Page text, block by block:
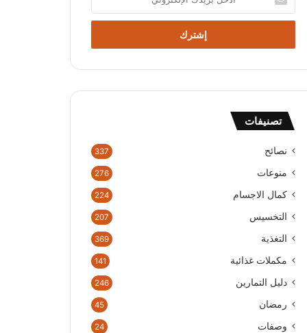
بريدك
الإلكتروني
تصنيفات
نصائح 337
منوعات 276
كمال الاجسام 224
التخسيس 207
التغذية 369
مكملات غذائية 141
دليل التمارين 246
رمضان 45
وصفات 24